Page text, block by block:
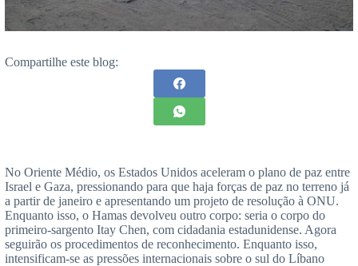
Compartilhe este blog:
No Oriente Médio, os Estados Unidos aceleram o plano de paz entre
Israel e Gaza, pressionando para que haja forças de paz no terreno já
a partir de janeiro e apresentando um projeto de resolução à ONU.
Enquanto isso, o Hamas devolveu outro corpo: seria o corpo do
primeiro-sargento Itay Chen, com cidadania estadunidense. Agora
seguirão os procedimentos de reconhecimento. Enquanto isso,
intensificam-se as pressões internacionais sobre o sul do Líbano